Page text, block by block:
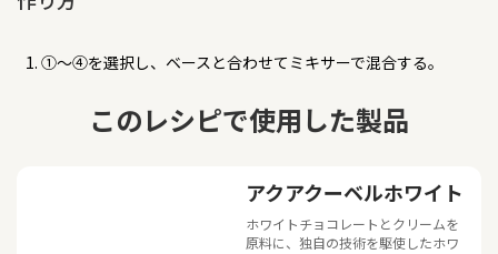
①～④を選択し、ベースと合わせてミキサーで混合する。
このレシピで使用した製品
アクアクーベルホワイト
ホワイトチョコレートとクリームを
原料に、独自の技術を駆使したホワ